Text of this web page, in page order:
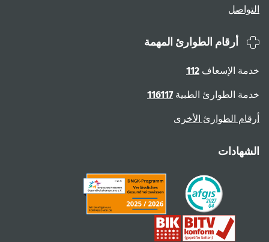
أرقام الطوارئ المهمة
الإسعاف112
الطوارئ الطبية116117
الطوارئ الأخرى